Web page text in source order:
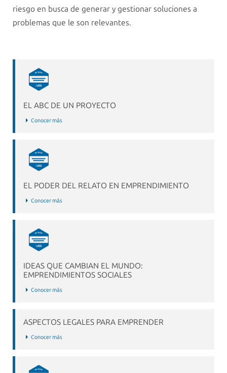
riesgo en busca de generar y gestionar soluciones a
problemas que le son relevantes.
EL ABC DE UN PROYECTO
Conocer más
EL PODER DEL RELATO EN EMPRENDIMIENTO
Conocer más
IDEAS QUE CAMBIAN EL MUNDO:
EMPRENDIMIENTOS SOCIALES
Conocer más
ASPECTOS LEGALES PARA EMPRENDER
Conocer más